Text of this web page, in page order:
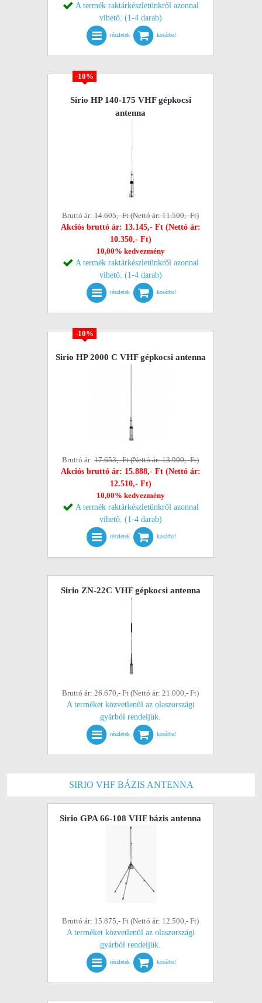
A termék raktárkészletünkről azonnal
vihető. (1-4 darab)
részletek kosárba!
-10%
Sirio HP 140-175 VHF gépkocsi
antenna
Bruttó ár:14.605,- Ft (Nettó ár: 11.500,- Ft)
Akciós bruttó ár: 13.145,- Ft (Nettó ár:
10.350,- Ft)
10,00% kedvezmény
A termék raktárkészletünkről azonnal
vihető. (1-4 darab)
részletek kosárba!
-10%
Sirio HP 2000 C VHF gépkocsi antenna
Bruttó ár:17.653,- Ft (Nettó ár: 13.900,- Ft)
Akciós bruttó ár: 15.888,- Ft (Nettó ár:
12.510,- Ft)
10,00% kedvezmény
A termék raktárkészletünkről azonnal
vihető. (1-4 darab)
részletek kosárba!
Sirio ZN-22C VHF gépkocsi antenna
Bruttó ár: 26.670,- Ft (Nettó ár: 21.000,- Ft)
A terméket közvetlenül az olaszországi
gyárból rendeljük.
részletek kosárba!
SIRIO VHF BÁZIS ANTENNA
Sirio GPA 66-108 VHF bázis antenna
Bruttó ár: 15.875,- Ft (Nettó ár: 12.500,- Ft)
A terméket közvetlenül az olaszországi
gyárból rendeljük.
részletek kosárba!